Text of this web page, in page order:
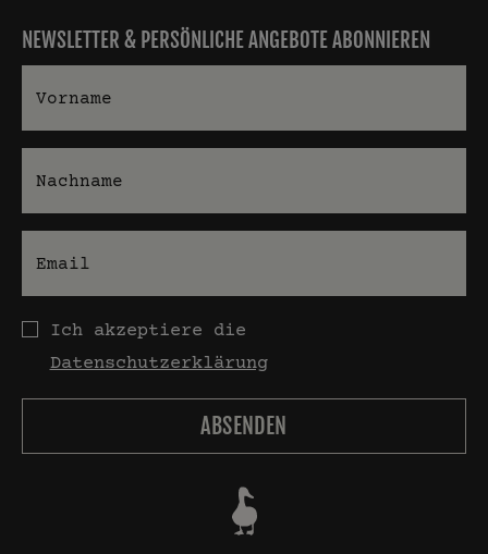
NEWSLETTER & PERSÖNLICHE ANGEBOTE ABONNIEREN
Datenschutz
Ich akzeptiere die
Datenschutzerklärung